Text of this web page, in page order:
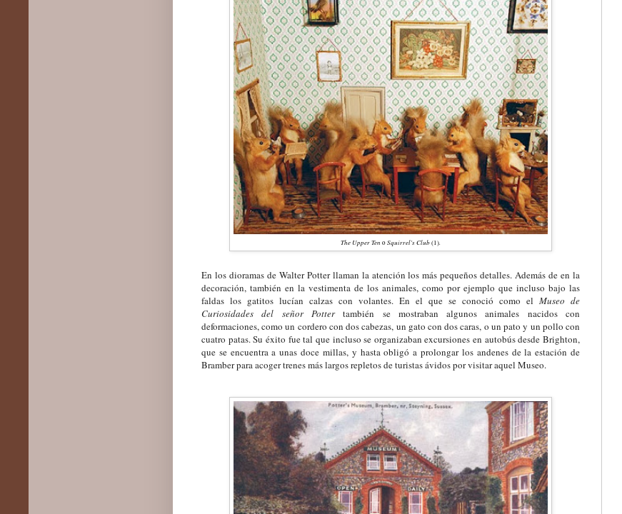
The Upper Ten oSquirrel's Club(1)
En los dioramas de Walter Potter llaman la atención los más pequeños detalles. Además de en la
decoración, también en la vestimenta de los animales, como por ejemplo que incluso bajo las
faldas los gatitos lucían calzas con volantes. En el que se conoció como el Museo de
Curiosidades del señor Pottertambién se mostraban algunos animales nacidos con
deformaciones, como un cordero con dos cabezas, un gato con dos caras, o un pato y un pollo con
cuatro patas. Su éxito fue tal que incluso se organizaban excursiones en autobús desde Brighton,
que se encuentra a unas doce millas, y hasta obligó a prolongar los andenes de la estación de
Bramber para acoger trenes más largos repletos de turistas ávidos por visitar aquel Museo.